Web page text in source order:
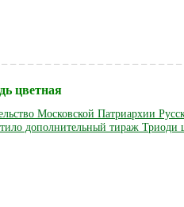
цветная
Московской Патриархии
дополнительный тираж Триоди